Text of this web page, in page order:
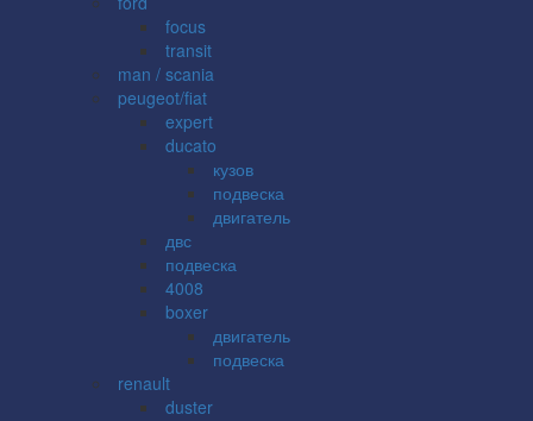
focus
transit
man / scania
peugeot/fiat
expert
ducato
кузов
подвеска
двигатель
двс
подвеска
4008
boxer
двигатель
подвеска
renault
duster